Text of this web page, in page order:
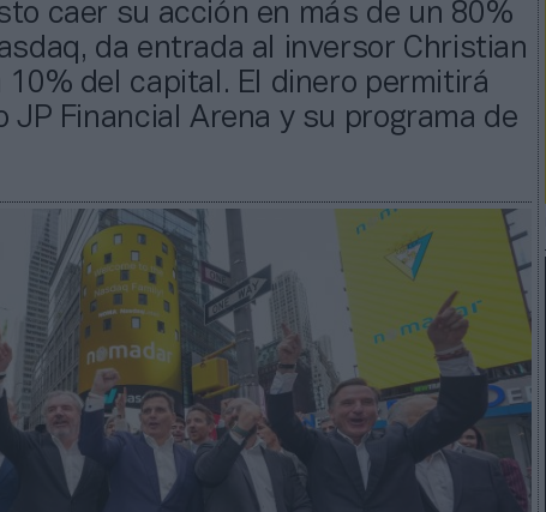
caer su acción en más de un 80%
da entrada al inversor Christian
10% del capital. El dinero permitirá
JP Financial Arena y su programa de